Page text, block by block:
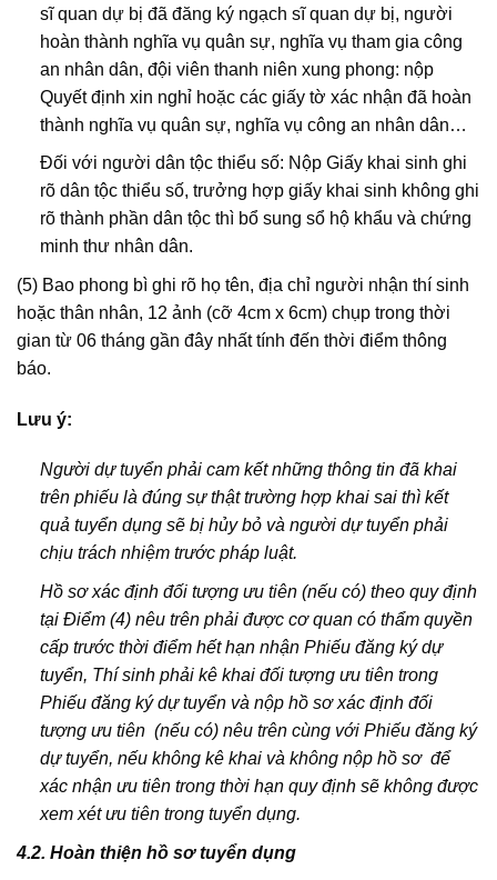
sĩ quan dự bị đã đăng ký ngạch sĩ quan dự bị, người
hoàn thành nghĩa vụ quân sự, nghĩa vụ tham gia công
an nhân dân, đội viên thanh niên xung phong: nộp
Quyết định xin nghỉ hoặc các giấy tờ xác nhận đã hoàn
thành nghĩa vụ quân sự, nghĩa vụ công an nhân dân…
Đối với người dân tộc thiểu số: Nộp Giấy khai sinh ghi
rõ dân tộc thiểu số, trưởng hợp giấy khai sinh không ghi
rõ thành phần dân tộc thì bổ sung sổ hộ khẩu và chứng
minh thư nhân dân.
(5) Bao phong bì ghi rõ họ tên, địa chỉ người nhận thí sinh
hoặc thân nhân, 12 ảnh (cỡ 4cm x 6cm) chụp trong thời
gian từ 06 tháng gần đây nhất tính đến thời điểm thông
báo.
Lưu ý:
Người dự tuyển phải cam kết những thông tin đã khai
trên phiếu là đúng sự thật trường hợp khai sai thì kết
quả tuyển dụng sẽ bị hủy bỏ và người dự tuyển phải
chịu trách nhiệm trước pháp luật.
Hồ sơ xác định đối tượng ưu tiên (nếu có) theo quy định
tại Điểm (4) nêu trên phải được cơ quan có thẩm quyền
cấp trước thời điểm hết hạn nhận Phiếu đăng ký dự
tuyển, Thí sinh phải kê khai đối tượng ưu tiên trong
Phiếu đăng ký dự tuyển và nộp hồ sơ xác định đối
tượng ưu tiên (nếu có) nêu trên cùng với Phiếu đăng ký
dự tuyển, nếu không kê khai và không nộp hồ sơ để
xác nhận ưu tiên trong thời hạn quy định sẽ không được
xem xét ưu tiên trong tuyển dụng.
4.2. Hoàn thiện hồ sơ tuyển dụng